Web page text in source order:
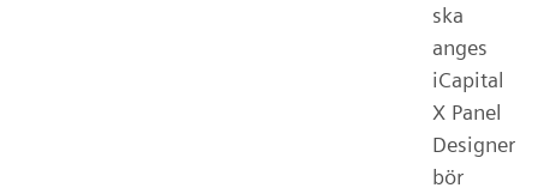
ska
anges
iCapital
X Panel
Designer
bör